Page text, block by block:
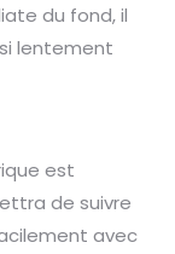
du fond, il
lentement
est
de suivre
avec